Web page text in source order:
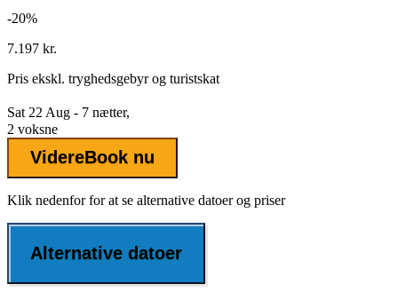
-20%
7.197 kr.
Pris ekskl. tryghedsgebyrog turistskat
Sat 22 Aug - 7 nætter,
2 voksne
VidereBook nu
Klik nedenfor for at se alternative datoer og priser
Alternative datoer